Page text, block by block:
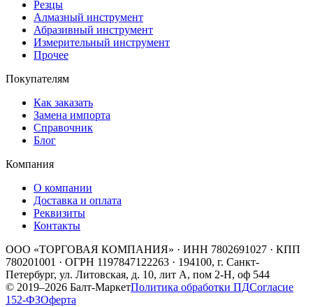
Резцы
Алмазный инструмент
Абразивный инструмент
Измерительный инструмент
Прочее
Покупателям
Как заказать
Замена импорта
Справочник
Блог
Компания
О компании
Доставка и оплата
Реквизиты
Контакты
ООО «ТОРГОВАЯ КОМПАНИЯ» · ИНН 7802691027 · КПП
780201001 · ОГРН 1197847122263 · 194100, г. Санкт-
Петербург, ул. Литовская, д. 10, лит А, пом 2-Н, оф 544
© 2019–2026 Балт-МаркетПолитика обработки ПДСогласие
152-ФЗОферта